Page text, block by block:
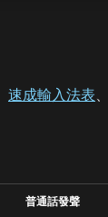
速成輸入法表、
普通話發聲